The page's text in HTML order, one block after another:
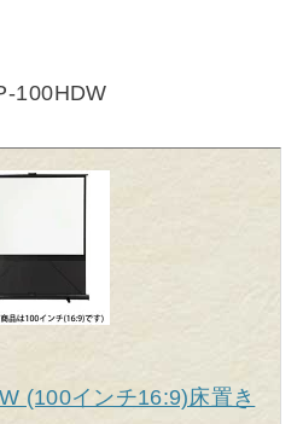
100HDW
(100インチ16:9)床置き